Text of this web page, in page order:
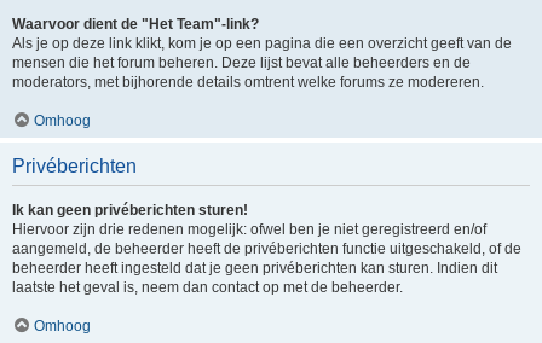
Waarvoor dient de "Het Team"-link?
Als je op deze link klikt, kom je op een pagina die een overzicht geeft van de
mensen die het forum beheren. Deze lijst bevat alle beheerders en de
moderators, met bijhorende details omtrent welke forums ze modereren.
Omhoog
Privéberichten
Ik kan geen privéberichten sturen!
Hiervoor zijn drie redenen mogelijk: ofwel ben je niet geregistreerd en/of
aangemeld, de beheerder heeft de privéberichten functie uitgeschakeld, of de
beheerder heeft ingesteld dat je geen privéberichten kan sturen. Indien dit
laatste het geval is, neem dan contact op met de beheerder.
Omhoog